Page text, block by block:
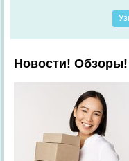
Новости!